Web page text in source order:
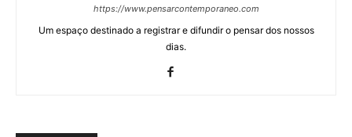
https://www.pensarcontemporaneo.com
Um espaço destinado a registrar e difundir o pensar dos nossos
dias.